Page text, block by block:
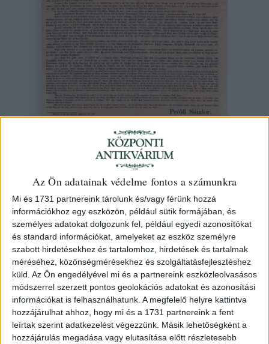
Az Ön adatainak védelme fontos a számunkra
Mi és 1731 partnereink tárolunk és/vagy férünk hozzá
információkhoz egy eszközön, például sütik formájában, és
személyes adatokat dolgozunk fel, például egyedi azonosítókat
és standard információkat, amelyeket az eszköz személyre
szabott hirdetésekhez és tartalomhoz, hirdetések és tartalmak
méréséhez, közönségmérésekhez és szolgáltatásfejlesztéshez
küld. Az Ön engedélyével mi és a partnereink eszközleolvasásos
módszerrel szerzett pontos geolokációs adatokat és azonosítási
információkat is felhasználhatunk. A megfelelő helyre kattintva
hozzájárulhat ahhoz, hogy mi és a 1731 partnereink a fent
leírtak szerint adatkezelést végezzünk. Másik lehetőségként a
hozzájárulás megadása vagy elutasítása előtt részletesebb
Petőfi Sándor im Namen des
Gleichheitsclubbs. Ein Manifest an die
Bewohner Ungarns.
(Pest Rudolf Eisenfels ny
147. árverés/ 20.
Kikiáltási ár:80 000 Ft
Leütési ár:80 000 Ft
Azonosító
97588